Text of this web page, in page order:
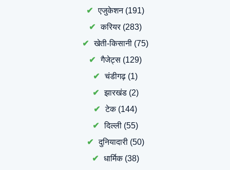
एजुकेशन(191)
करियर(283)
खेती-किसानी (75)
गैजेट्स (129)
चंडीगढ़ (1)
झारखंड(2)
टेक(144)
दिल्ली (55)
दुनियादारी(50)
धार्मिक(38)